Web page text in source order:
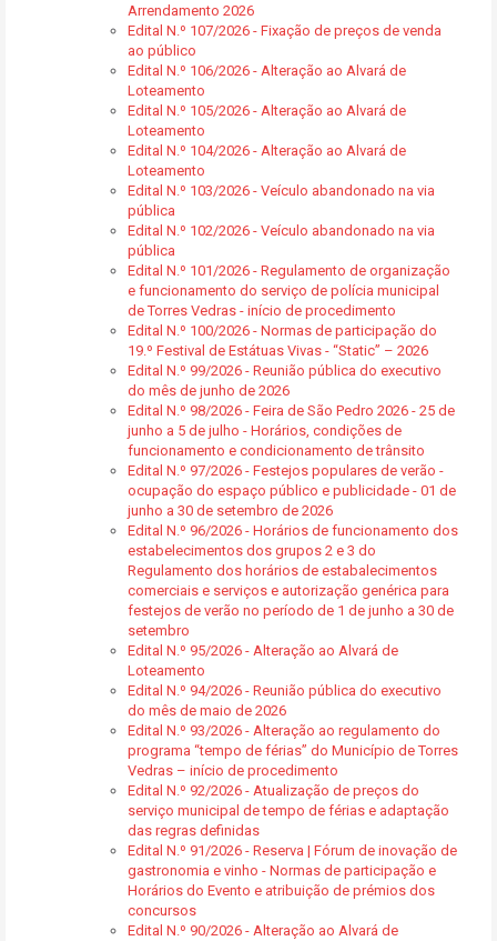
Arrendamento 2026
Edital N.º 107/2026 - Fixação de preços de venda
ao público
Edital N.º 106/2026 - Alteração ao Alvará de
Loteamento
Edital N.º 105/2026 - Alteração ao Alvará de
Loteamento
Edital N.º 104/2026 - Alteração ao Alvará de
Loteamento
Edital N.º 103/2026 - Veículo abandonado na via
pública
Edital N.º 102/2026 - Veículo abandonado na via
pública
Edital N.º 101/2026 - Regulamento de organização
e funcionamento do serviço de polícia municipal
de Torres Vedras - início de procedimento
Edital N.º 100/2026 - Normas de participação do
19.º Festival de Estátuas Vivas - “Static” – 2026
Edital N.º 99/2026 - Reunião pública do executivo
do mês de junho de 2026
Edital N.º 98/2026 - Feira de São Pedro 2026 - 25 de
junho a 5 de julho - Horários, condições de
funcionamento e condicionamento de trânsito
Edital N.º 97/2026 - Festejos populares de verão -
ocupação do espaço público e publicidade - 01 de
junho a 30 de setembro de 2026
Edital N.º 96/2026 - Horários de funcionamento dos
estabelecimentos dos grupos 2 e 3 do
Regulamento dos horários de estabalecimentos
comerciais e serviços e autorização genérica para
festejos de verão no período de 1 de junho a 30 de
setembro
Edital N.º 95/2026 - Alteração ao Alvará de
Loteamento
Edital N.º 94/2026 - Reunião pública do executivo
do mês de maio de 2026
Edital N.º 93/2026 - Alteração ao regulamento do
programa “tempo de férias” do Município de Torres
Vedras – início de procedimento
Edital N.º 92/2026 - Atualização de preços do
serviço municipal de tempo de férias e adaptação
das regras definidas
Edital N.º 91/2026 - Reserva | Fórum de inovação de
gastronomia e vinho - Normas de participação e
Horários do Evento e atribuição de prémios dos
concursos
Edital N.º 90/2026 - Alteração ao Alvará de